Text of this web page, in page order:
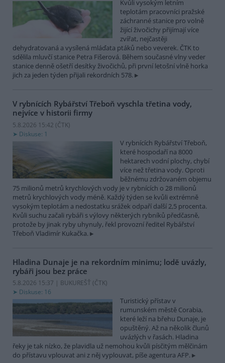
Kvůli vysokým letním
teplotám pracovníci pražské
záchranné stanice pro volně
žijící živočichy přijímají více
zvířat, nejčastěji
dehydratovaná a vysílená mláďata ptáků nebo veverek. ČTK to
sdělila mluvčí stanice Petra Fišerová. Během současné vlny veder
stanice denně ošetří desítky živočichů, při první letošní vlně horka
jich za jeden týden přijali rekordních 578.
V rybnících Rybářství Třeboň vyschla třetina vody,
nejvíce v historii firmy
5.8.2026 15:42 (ČTK)
Diskuse: 1
V rybnících Rybářství Třeboň,
které hospodaří na 8000
hektarech vodní plochy, chybí
více než třetina vody. Oproti
běžnému zdržovaném objemu
75 milionů metrů krychlových vody je v rybnících o 28 milionů
metrů krychlových vody méně. Každý týden se kvůli extrémně
vysokým teplotám a nedostatku srážek odpaří další 2,5 procenta.
Kvůli suchu začali rybáři s výlovy některých rybníků předčasně,
protože by jinak ryby uhynuly, řekl provozní ředitel Rybářství
Třeboň Vladimír Kukačka.
Hladina Dunaje je na rekordním minimu; lodě uvázly,
rybáři jsou bez práce
5.8.2026 15:37 | BUKUREŠŤ (ČTK)
Diskuse: 16
Turistický přístav v
rumunském městě Corabia,
které leží na břehu Dunaje, je
opuštěný. Až na několik člunů
uvázlých v řasách. Hladina
řeky je tak nízko, že plavidla už nemohou kvůli písčitým mělčinám
do přístavu vplouvat ani z něj vyplouvat, píše agentura AFP.